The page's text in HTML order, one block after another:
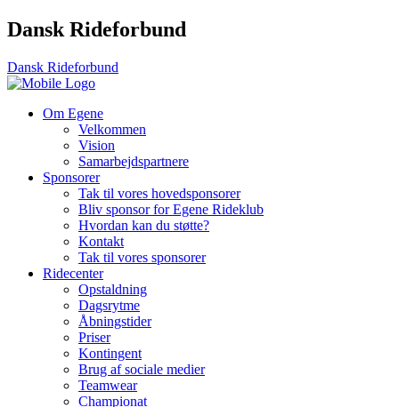
Dansk Rideforbund
Dansk Rideforbund
Om Egene
Velkommen
Vision
Samarbejdspartnere
Sponsorer
Tak til vores hovedsponsorer
Bliv sponsor for Egene Rideklub
Hvordan kan du støtte?
Kontakt
Tak til vores sponsorer
Ridecenter
Opstaldning
Dagsrytme
Åbningstider
Priser
Kontingent
Brug af sociale medier
Teamwear
Championat